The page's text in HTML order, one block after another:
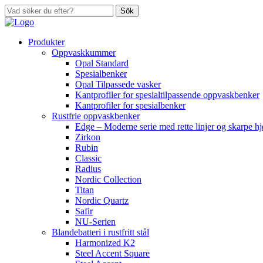
Sök
Produkter
Oppvaskkummer
Opal Standard
Spesialbenker
Opal Tilpassede vasker
Kantprofiler for spesialtilpassende oppvaskbenker
Kantprofiler for spesialbenker
Rustfrie oppvaskbenker
Edge – Moderne serie med rette linjer og skarpe
Zirkon
Rubin
Classic
Radius
Nordic Collection
Titan
Nordic Quartz
Safir
NU-Serien
Blandebatteri i rustfritt stål
Harmonized K2
Steel Accent Square